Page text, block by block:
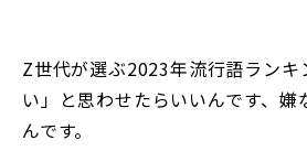
Z世代が選ぶ2023年流行語ランキ
い」と思わせたらいいんです、嫌
んです。